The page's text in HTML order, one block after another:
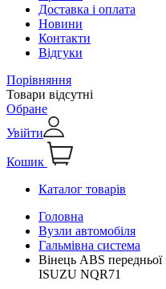
Доставка і оплата
Новини
Контакти
Відгуки
Порівняння
Товари відсутні
Обране
Увійти
Кошик
Каталог товарів
Головна
Вузли автомобіля
Гальмівна система
Вінець ABS
ISUZU NQR71